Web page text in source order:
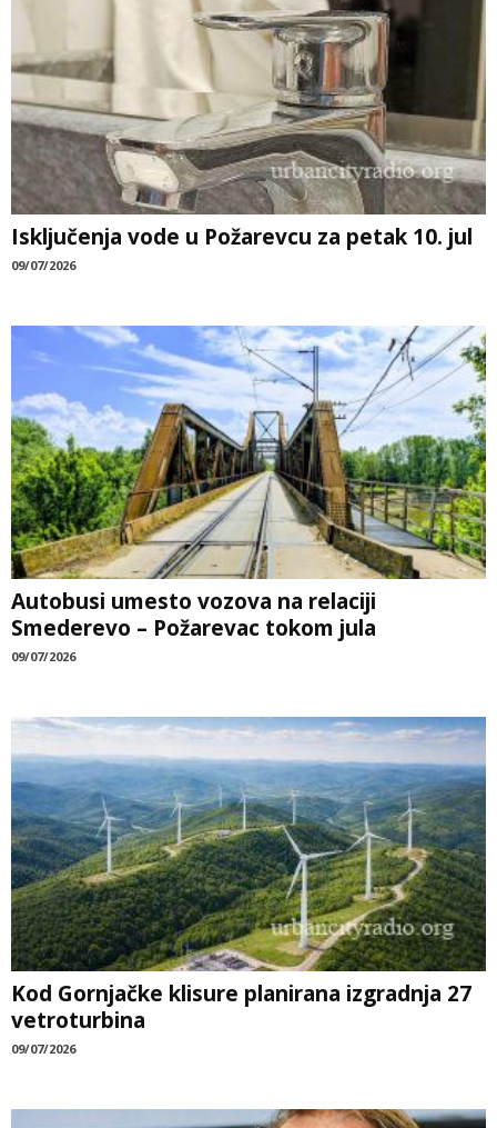
Isključenja vode u Požarevcu za petak 10. jul
09/07/2026
Autobusi umesto vozova na relaciji
Smederevo – Požarevac tokom jula
09/07/2026
Kod Gornjačke klisure planirana izgradnja 27
vetroturbina
09/07/2026